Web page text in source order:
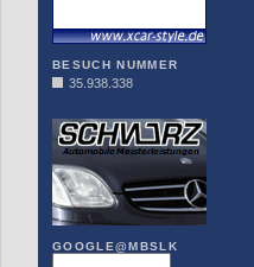
BESUCH NUMMER
35.938.338
GOOGLE@MBSLK